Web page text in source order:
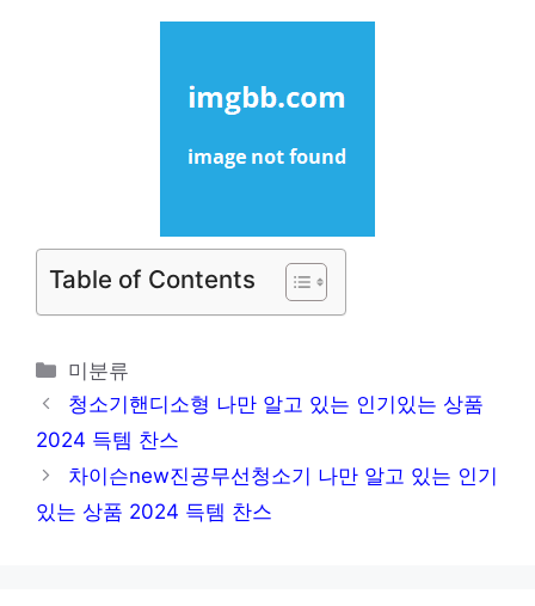
Table of Contents
카
테
고
미분류
청소기핸디소형 나만 알고 있는 인기있는 상품
2024 득템 찬스
차이슨new진공무선청소기 나만 알고 있는 인기
있는 상품 2024 득템 찬스